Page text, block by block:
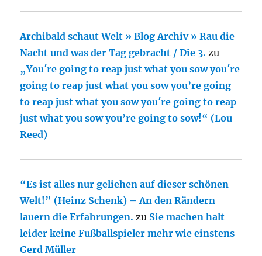
Archibald schaut Welt » Blog Archiv » Rau die
Nacht und was der Tag gebracht / Die 3. zu
„You′re going to reap just what you sow you′re
going to reap just what you sow you’re going
to reap just what you sow you′re going to reap
just what you sow you’re going to sow!“ (Lou
Reed)
“Es ist alles nur geliehen auf dieser schönen
Welt!” (Heinz Schenk) – An den Rändern
lauern die Erfahrungen. zu Sie machen halt
leider keine Fußballspieler mehr wie einstens
Gerd Müller